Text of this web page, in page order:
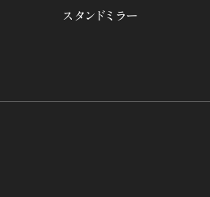
スタンドミラー